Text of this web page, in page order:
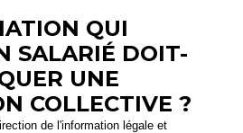
QUI
SALARIÉ DOIT-
UNE
COLLECTIVE ?
de l'information légale et